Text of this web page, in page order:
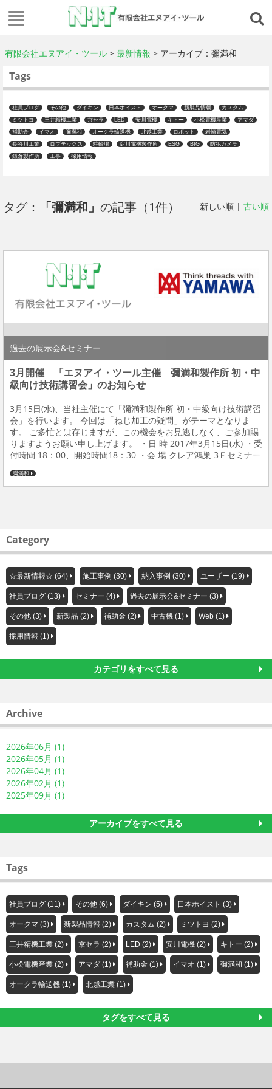
有限会社エヌアイ・ツール> 最新情報 > アーカイブ：彌満和
Tags
社員ブログ その他 ダイキン 日本ホイスト オークマ 新製品情報
カスタム
ミツトヨ
三井精機工業 京セラ LED 安川電機 キトー 小松電機産業
アマダ
補助金
イマオ 彌満和 オークラ輸送機 北越工業 ロボット
岩崎電気
長谷川工業
ロブテックス 駐輪場 淀川電機製作所 ESG BIG
防犯カメラ
鎌倉製作所
工事 採用情報
タグ： 「彌満和」 の記事（1件） 新しい順 | 古い順
過去の展示会&セミナー
3月開催 「エヌアイ・ツール主催 彌満和製作所 初・中
級向け技術講習会」のお知らせ
3月15日(水)、当社主催にて「彌満和製作所 初・中級向け技術講習
会」を行います。 今回は「ねじ加工の疑問」がテーマとなりま
す。 ご多忙とは存じますが、この機会をお見逃しなく、ご参加賜
りますようお願い申し上げます。 ・日 時 2017年3月15日(水) ・受
付時間 18：00、開始時間18：30 ・会 場 クレア鴻巣 3Ｆセミナー
ら...
彌満和
Category
☆最新情報☆ (64) 施工事例 (30) 納入事例 (30) ユーザー (19)
社員ブログ (13) セミナー (4) 過去の展示会&セミナー (3)
その他 (3) 新製品 (2) 補助金 (2) 中古機 (1) Web (1)
採用情報 (1)
カテゴリをすべて見る
Archive
2026年06月 (1)
2026年05月 (1)
2026年04月 (1)
2026年02月 (1)
2025年09月 (1)
アーカイブをすべて見る
Tags
社員ブログ (11) その他 (6) ダイキン (5) 日本ホイスト (3)
オークマ (3) 新製品情報 (2) カスタム (2) ミツトヨ (2)
三井精機工業 (2) 京セラ (2) LED (2) 安川電機 (2) キトー (2)
小松電機産業 (2) アマダ (1) 補助金 (1) イマオ (1) 彌満和 (1)
オークラ輸送機 (1) 北越工業 (1)
タグをすべて見る